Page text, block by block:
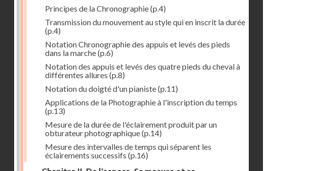
Principes de la Chronographie(p.4)
Transmission du mouvement au style qui en inscrit la durée
(p.4)
Notation Chronographie des appuis et levés des pieds
dans la marche(p.6)
Notation des appuis et levés des quatre pieds du cheval à
différentes allures (p.8)
Notation du doigté d'un pianiste(p.11)
Applications de la Photographie à l'inscription du temps
(p.13)
Mesure de la durée de l'éclairement produit par un
obturateur photographique(p.14)
Mesure des intervalles de temps qui séparent les
éclairements successifs (p.16)